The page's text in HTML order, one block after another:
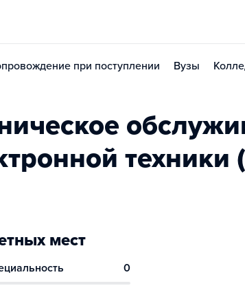
при поступлении Вузы
техники
мест
0